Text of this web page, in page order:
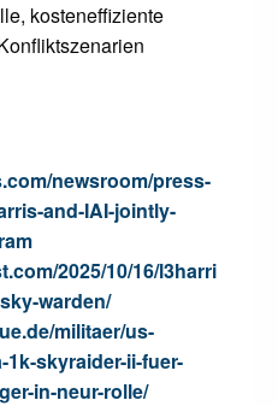
kosteneffiziente
newsroom/press-
and-IAI-jointly-
2025/10/16/l3harri
warden/
militaer/us-
skyraider-ii-fuer-
in-neur-rolle/